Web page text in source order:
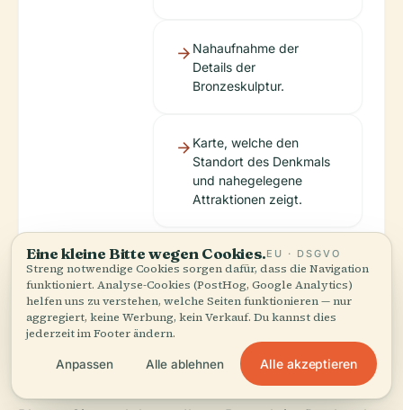
Nahaufnahme der
Details der
Bronzeskulptur.
Karte, welche den
Standort des Denkmals
und nahegelegene
Attraktionen zeigt.
Mehr Entdecken
Eine kleine Bitte wegen Cookies.EU · DSGVO
Streng notwendige Cookies sorgen dafür, dass die Navigation
funktioniert. Analyse-Cookies (PostHog, Google Analytics)
helfen uns zu verstehen, welche Seiten funktionieren — nur
aggregiert, keine Werbung, kein Verkauf. Du kannst dies
jederzeit im Footer ändern.
Anpassen Alle ablehnen Alle akzeptieren